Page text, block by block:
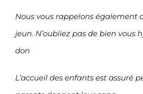
Nous vous rappelons également
jeun. N’oubliez pas de bien vous
don
L’accueil des enfants est assuré